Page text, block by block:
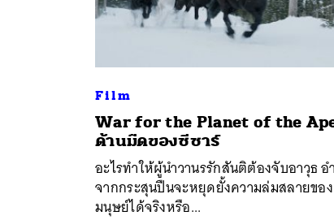
Film
War for the Planet of the
ด้านมืดของซีซาร์
อะไรทำให้ผู้นำวานรรักสันติต้องจับอาวุธ อ
จากกระสุนปืนจะหยุดยั้งความล่มสลายขอ
มนุษย์ได้จริงหรือ...